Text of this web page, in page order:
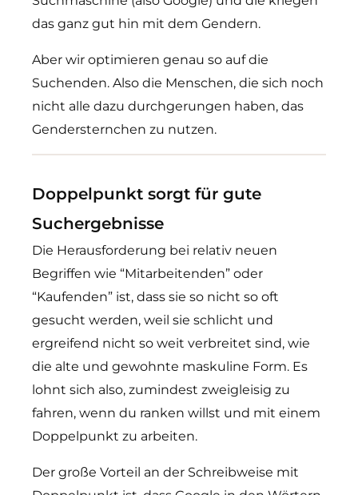
das ganz gut hin mit dem Gendern.
Aber wir optimieren genau so auf die
Suchenden. Also die Menschen, die sich noch
nicht alle dazu durchgerungen haben, das
Gendersternchen zu nutzen.
Doppelpunkt sorgt für gute
Suchergebnisse
Die Herausforderung bei relativ neuen
Begriffen wie “Mitarbeitenden” oder
“Kaufenden” ist, dass sie so nicht so oft
gesucht werden, weil sie schlicht und
ergreifend nicht so weit verbreitet sind, wie
die alte und gewohnte maskuline Form. Es
lohnt sich also, zumindest zweigleisig zu
fahren, wenn du ranken willst und mit einem
Doppelpunkt zu arbeiten.
Der große Vorteil an der Schreibweise mit